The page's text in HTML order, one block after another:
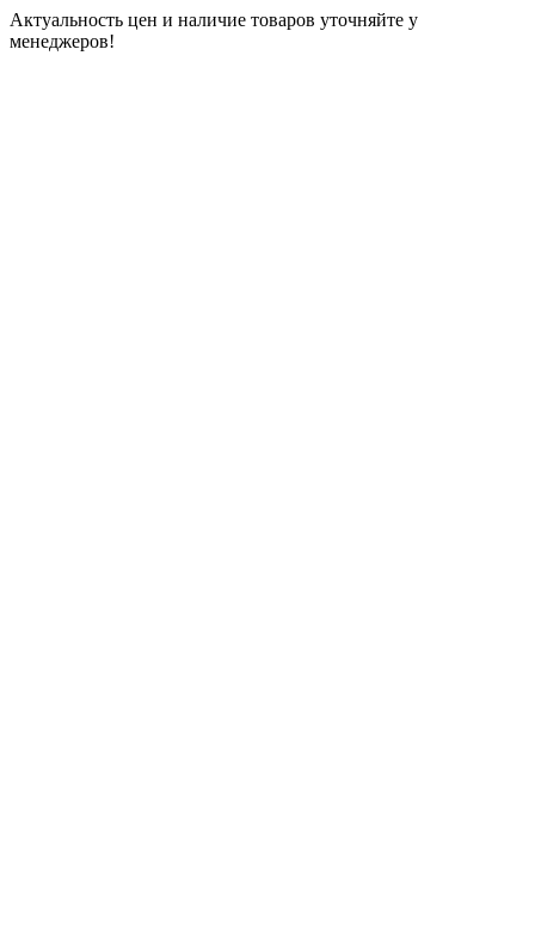
Актуальность цен и наличие товаров уточняйте у
менеджеров!